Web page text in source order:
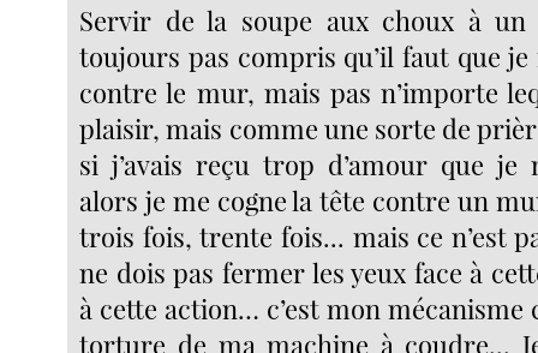
Servir de la soupe aux choux à un
toujours pas compris qu’il faut que je
contre le mur, mais pas n’importe
plaisir, mais comme une sorte de
si j’avais reçu trop d’amour que je
alors je me cogne la tête contre un
trois fois, trente fois... mais ce n’est
ne dois pas fermer les yeux face à
à cette action… c’est mon mécanisme
torture de ma machine à coudre...